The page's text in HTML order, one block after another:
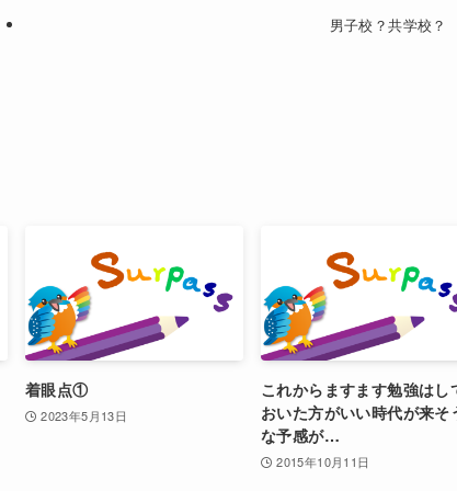
男子校？共学校？
着眼点①
2023年5月13日
これからますます勉強はし
おいた方がいい時代が来そ
な予感が…
2015年10月11日